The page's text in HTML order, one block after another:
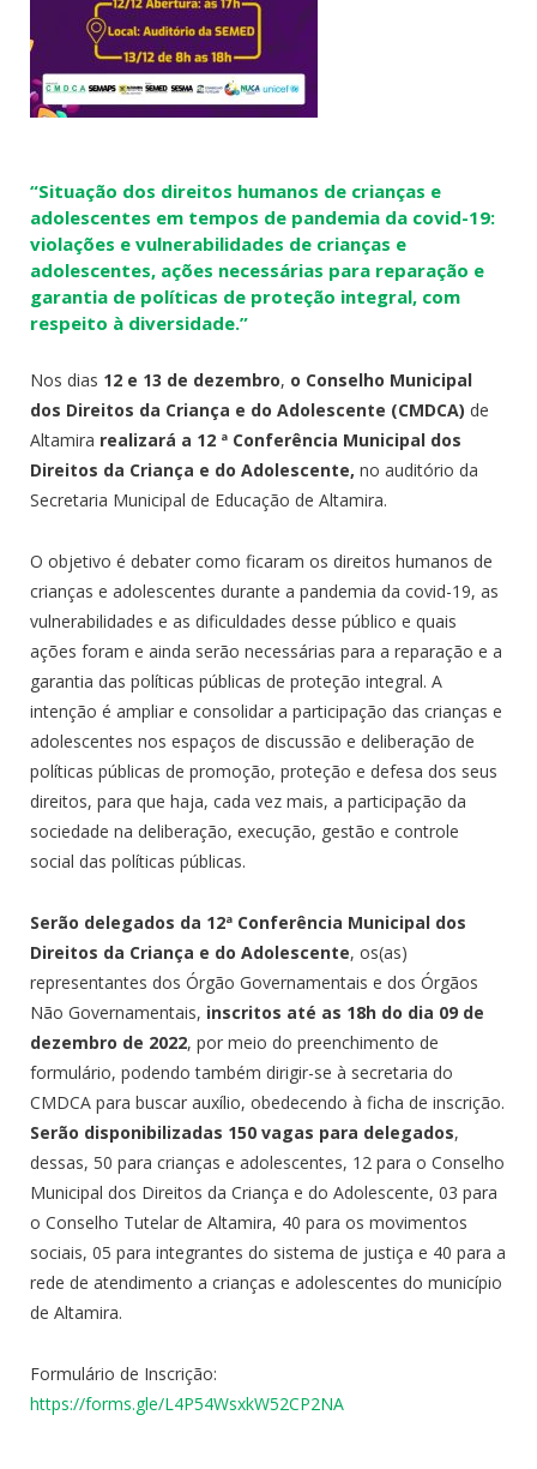
“Situação dos direitos humanos de crianças e
adolescentes em tempos de pandemia da covid-19:
violações e vulnerabilidades de crianças e
adolescentes, ações necessárias para reparação e
garantia de políticas de proteção integral, com
respeito à diversidade.”
Nos dias 12 e 13 de dezembro, o Conselho Municipal
dos Direitos da Criança e do Adolescente (CMDCA) de
Altamira realizará a 12 ª Conferência Municipal dos
Direitos da Criança e do Adolescente, no auditório da
Secretaria Municipal de Educação de Altamira.
O objetivo é debater como ficaram os direitos humanos de
crianças e adolescentes durante a pandemia da covid-19, as
vulnerabilidades e as dificuldades desse público e quais
ações foram e ainda serão necessárias para a reparação e a
garantia das políticas públicas de proteção integral. A
intenção é ampliar e consolidar a participação das crianças e
adolescentes nos espaços de discussão e deliberação de
políticas públicas de promoção, proteção e defesa dos seus
direitos, para que haja, cada vez mais, a participação da
sociedade na deliberação, execução, gestão e controle
social das políticas públicas.
Serão delegados da 12ª Conferência Municipal dos
Direitos da Criança e do Adolescente, os(as)
representantes dos Órgão Governamentais e dos Órgãos
Não Governamentais, inscritos até as 18h do dia 09 de
dezembro de 2022, por meio do preenchimento de
formulário, podendo também dirigir-se à secretaria do
CMDCA para buscar auxílio, obedecendo à ficha de inscrição.
Serão disponibilizadas 150 vagas para delegados,
dessas, 50 para crianças e adolescentes, 12 para o Conselho
Municipal dos Direitos da Criança e do Adolescente, 03 para
o Conselho Tutelar de Altamira, 40 para os movimentos
sociais, 05 para integrantes do sistema de justiça e 40 para a
rede de atendimento a crianças e adolescentes do município
de Altamira.
Formulário de Inscrição:
https://forms.gle/L4P54WsxkW52CP2NA